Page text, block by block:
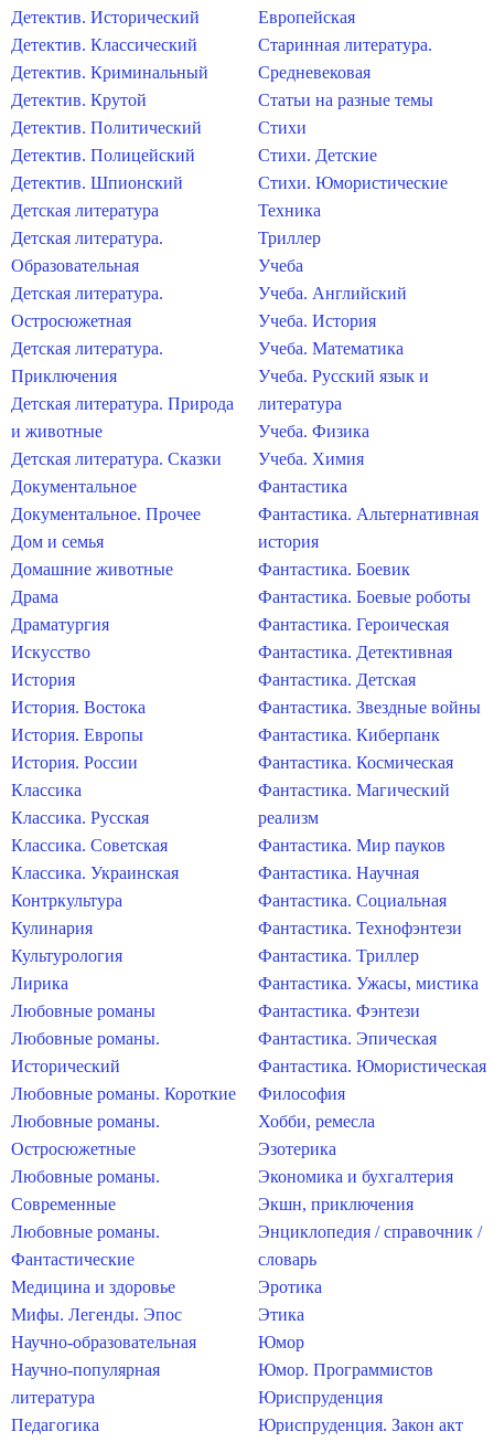
Детектив. Исторический
Детектив. Классический
Детектив. Криминальный
Детектив. Крутой
Детектив. Политический
Детектив. Полицейский
Детектив. Шпионский
Детская литература
Детская литература.
Образовательная
Детская литература.
Остросюжетная
Детская литература.
Приключения
Детская литература. Природа
и животные
Детская литература. Сказки
Документальное
Документальное. Прочее
Дом и семья
Домашние животные
Драма
Драматургия
Искусство
История
История. Востока
История. Европы
История. России
Классика
Классика. Русская
Классика. Советская
Классика. Украинская
Контркультура
Кулинария
Культурология
Лирика
Любовные романы
Любовные романы.
Исторический
Любовные романы. Короткие
Любовные романы.
Остросюжетные
Любовные романы.
Современные
Любовные романы.
Фантастические
Медицина и здоровье
Мифы. Легенды. Эпос
Научно-образовательная
Научно-популярная
литература
Педагогика
Европейская
Старинная литература.
Средневековая
Статьи на разные темы
Стихи
Стихи. Детские
Стихи. Юмористические
Техника
Триллер
Учеба
Учеба. Английский
Учеба. История
Учеба. Математика
Учеба. Русский язык и
литература
Учеба. Физика
Учеба. Химия
Фантастика
Фантастика. Альтернативная
история
Фантастика. Боевик
Фантастика. Боевые роботы
Фантастика. Героическая
Фантастика. Детективная
Фантастика. Детская
Фантастика. Звездные войны
Фантастика. Киберпанк
Фантастика. Космическая
Фантастика. Магический
реализм
Фантастика. Мир пауков
Фантастика. Научная
Фантастика. Социальная
Фантастика. Технофэнтези
Фантастика. Триллер
Фантастика. Ужасы, мистика
Фантастика. Фэнтези
Фантастика. Эпическая
Фантастика. Юмористическая
Философия
Хобби, ремесла
Эзотерика
Экономика и бухгалтерия
Экшн, приключения
Энциклопедия / справочник /
словарь
Эротика
Этика
Юмор
Юмор. Программистов
Юриспруденция
Юриспруденция. Закон акт